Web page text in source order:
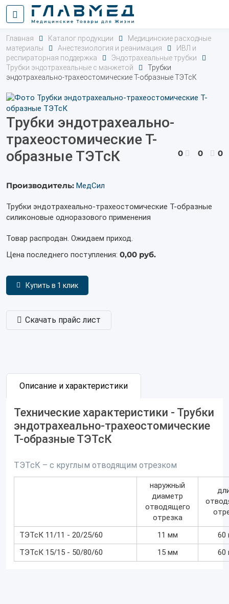
Главная Каталог продукции
Медицинские расходные
материалы
Анестезиология и реанимация
ИВЛ и
респираторная поддержка
Эндотрахеальные трубки
Трубки эндотрахеальные с манжетой
Трубки
эндотрахеально-трахеостомические Т-образные ТЭТсК
Трубки эндотрахеально-
трахеостомические Т-
образные ТЭТсК
0 0 0
Производитель: МедСил
Трубки эндотрахеально-трахеостомические Т-образные
силиконовые одноразового применения
Товар распродан. Ожидаем приход.
Цена последнего поступления: 0,00 руб.
Купить в 1 клик
Скачать прайс лист
Описание и характеристики
Технические характеристики - Трубки
эндотрахеально-трахеостомические
Т-образные ТЭТсК
ТЭТсК – с круглым отводящим отрезком
наружный
диаметр
отводящего
отрезка
ТЭТсК 11/11 - 20/25/60 11 мм
60
ТЭТсК 15/15 - 50/80/60
15 мм 60